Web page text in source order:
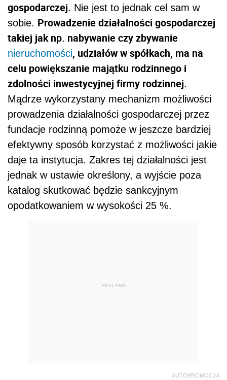
gospodarczej. Nie jest to jednak cel sam w
sobie. Prowadzenie działalności gospodarczej
takiej jak np. nabywanie czy zbywanie
nieruchomości, udziałów w spółkach, ma na
celu powiększanie majątku rodzinnego i
zdolności inwestycyjnej firmy rodzinnej.
Mądrze wykorzystany mechanizm możliwości
prowadzenia działalności gospodarczej przez
fundacje rodzinną pomoże w jeszcze bardziej
efektywny sposób korzystać z możliwości jakie
daje ta instytucja. Zakres tej działalności jest
jednak w ustawie określony, a wyjście poza
katalog skutkować będzie sankcyjnym
opodatkowaniem w wysokości 25 %.
REKLAMA
AUTOPROMOCJA